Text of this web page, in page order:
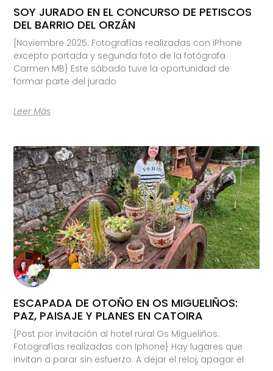
SOY JURADO EN EL CONCURSO DE PETISCOS
DEL BARRIO DEL ORZÁN
{Noviembre 2025. Fotografías realizadas con iPhone
excepto portada y segunda foto de la fotógrafa
Carmen MB} Este sábado tuve la oportunidad de
formar parte del jurado
Leer Más
ESCAPADA DE OTOÑO EN OS MIGUELIÑOS:
PAZ, PAISAJE Y PLANES EN CATOIRA
{Post por invitación al hotel rural Os Migueliños.
Fotografías realizadas con Iphone} Hay lugares que
invitan a parar sin esfuerzo. A dejar el reloj, apagar el